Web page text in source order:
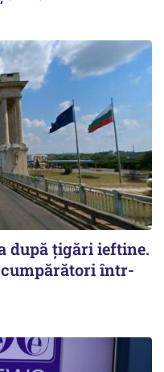
după țigări ieftine.
într-